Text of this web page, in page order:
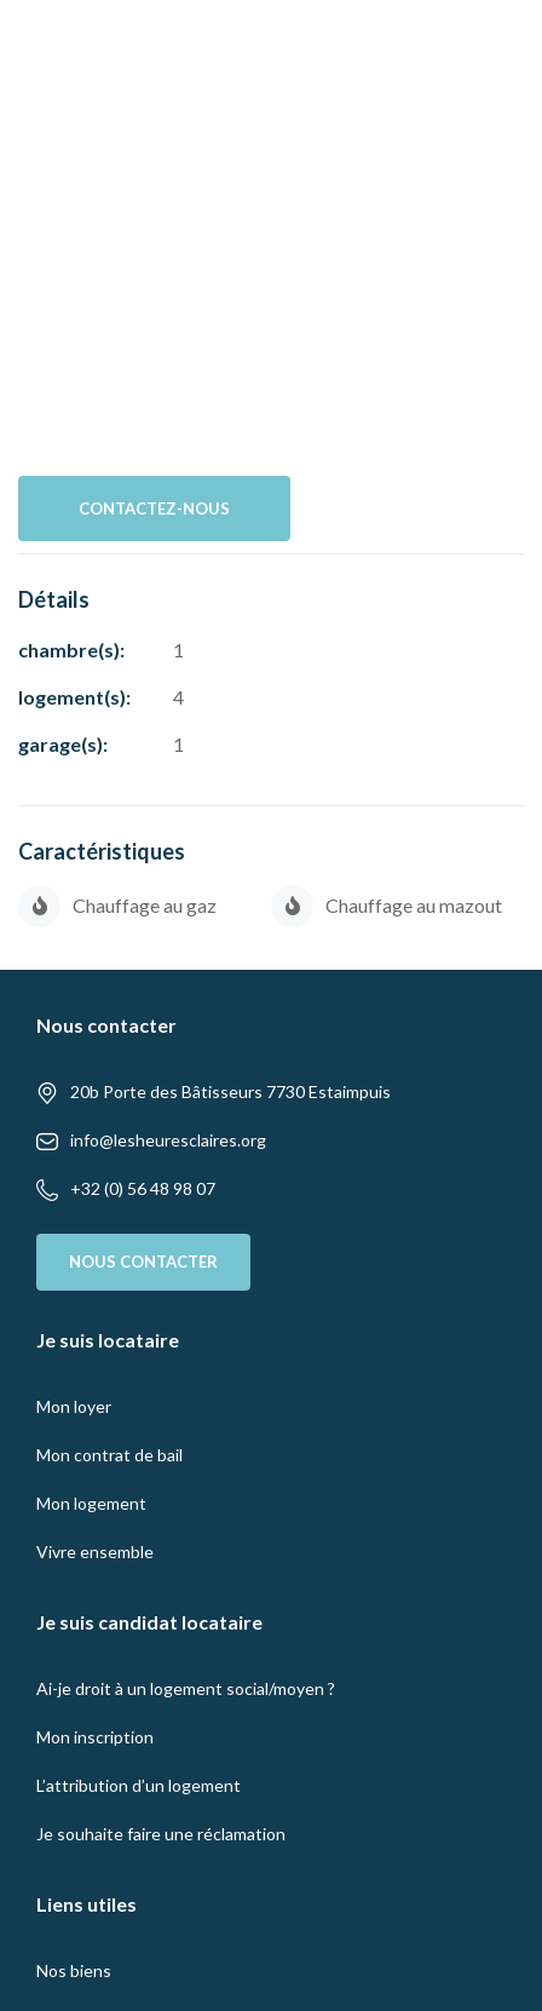
CONTACTEZ-NOUS
Détails
chambre(s): 1
logement(s): 4
garage(s): 1
Caractéristiques
Chauffage au gaz Chauffage au mazout
Nous contacter
20b Porte des Bâtisseurs 7730 Estaimpuis
info@lesheuresclaires.org
+32 (0) 56 48 98 07
NOUS CONTACTER
Je suis locataire
Mon loyer
Mon contrat de bail
Mon logement
Vivre ensemble
Je suis candidat locataire
Ai-je droit à un logement social/moyen ?
Mon inscription
L’attribution d’un logement
Je souhaite faire une réclamation
Liens utiles
Nos biens